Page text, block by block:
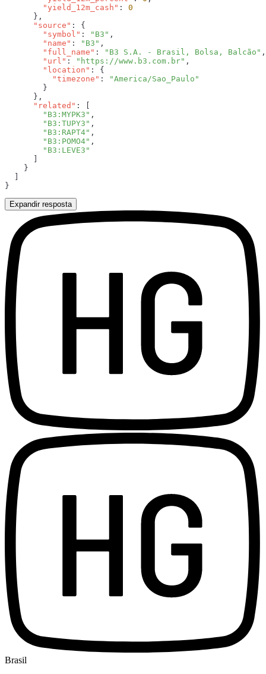
        "yield_12m_cash"
:
      "source"
        "symbol"
: "B3"
        "name"
: "B3"
        "full_name"
:
"B3 S.A. - Brasil, Bolsa, Balcão"
        "url"
: "https://www.b3.com.br"
        "location"
          "timezone"
:
      "related"
        "B3:MYPK3"
        "B3:TUPY3"
        "B3:RAPT4"
        "B3:POMO4"
Expandir resposta
Brasil